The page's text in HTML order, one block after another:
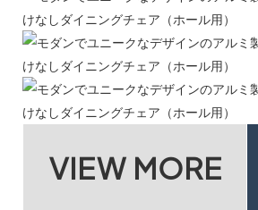
VIEW MORE